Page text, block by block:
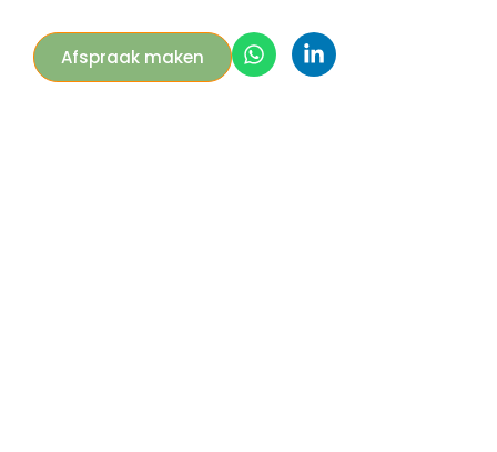
Afspraak maken